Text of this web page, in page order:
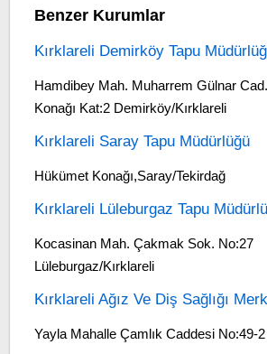
Benzer Kurumlar
Kırklareli Demirköy Tapu
Hamdibey Mah. Muharrem Gülnar
Konağı Kat:2 Demirköy/Kırklareli
Kırklareli Saray Tapu Müdürlüğü
Hükümet Konağı,Saray/Tekirdağ
Kırklareli Lüleburgaz Tapu
Kocasinan Mah. Çakmak Sok. No:27
Lüleburgaz/Kırklareli
Kırklareli Ağız Ve Diş Sağlığı
Yayla Mahalle Çamlık Caddesi No:49-